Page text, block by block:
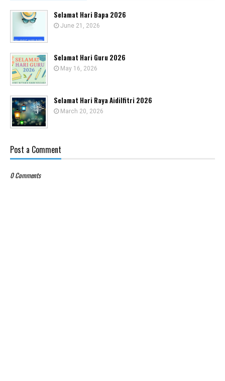
Selamat Hari Bapa 2026
June 21, 2026
Selamat Hari Guru 2026
May 16, 2026
Selamat Hari Raya Aidilfitri 2026
March 20, 2026
Post a Comment
0 Comments